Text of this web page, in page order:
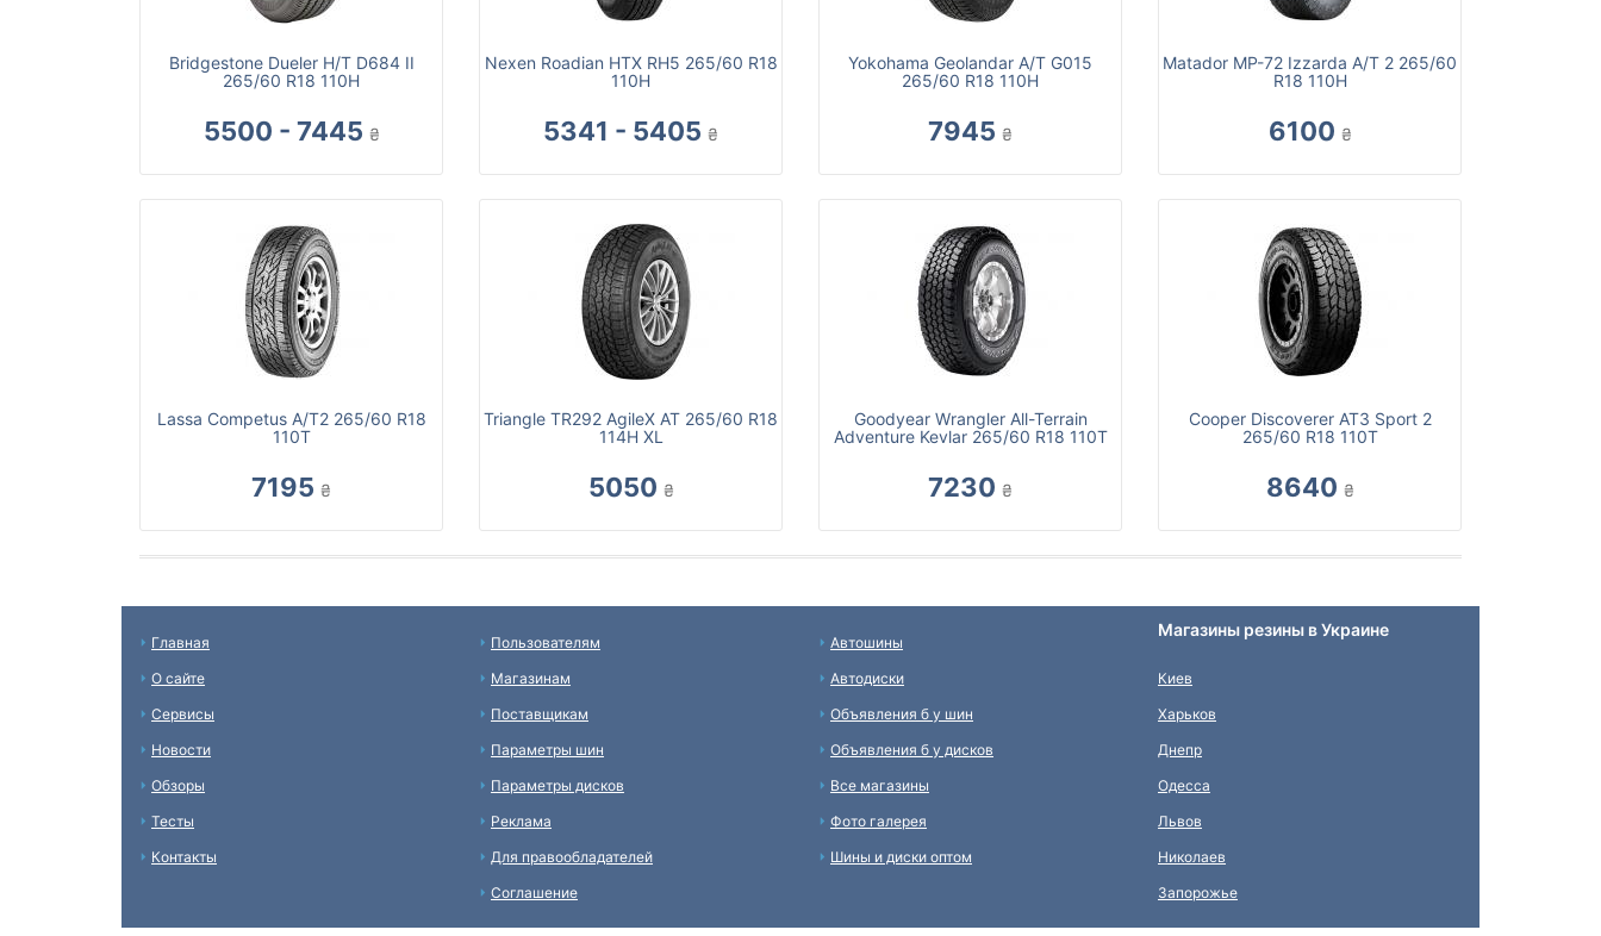
Bridgestone Dueler H/T D684 II
265/60 R18 110H
5500 - 7445 ₴
Nexen Roadian HTX RH5 265/60 R18
110H
5341 - 5405 ₴
Yokohama Geolandar A/T G015
265/60 R18 110H
7945 ₴
Matador MP-72 Izzarda A/T 2 265/60
R18 110H
6100 ₴
Lassa Competus A/T2 265/60 R18
110T
7195 ₴
Triangle TR292 AgileX AT 265/60 R18
114H XL
5050 ₴
Goodyear Wrangler All-Terrain
Adventure Kevlar 265/60 R18 110T
7230 ₴
Cooper Discoverer AT3 Sport 2
265/60 R18 110T
8640 ₴
Главная
О сайте
Сервисы
Новости
Обзоры
Тесты
Контакты
Пользователям
Магазинам
Поставщикам
Параметры шин
Параметры дисков
Реклама
Для правообладателей
Соглашение
Автошины
Автодиски
Объявления б у шин
Объявления б у дисков
Все магазины
Фото галерея
Шины и диски оптом
Магазины резины в Украине
Киев
Харьков
Днепр
Одесса
Львов
Николаев
Запорожье